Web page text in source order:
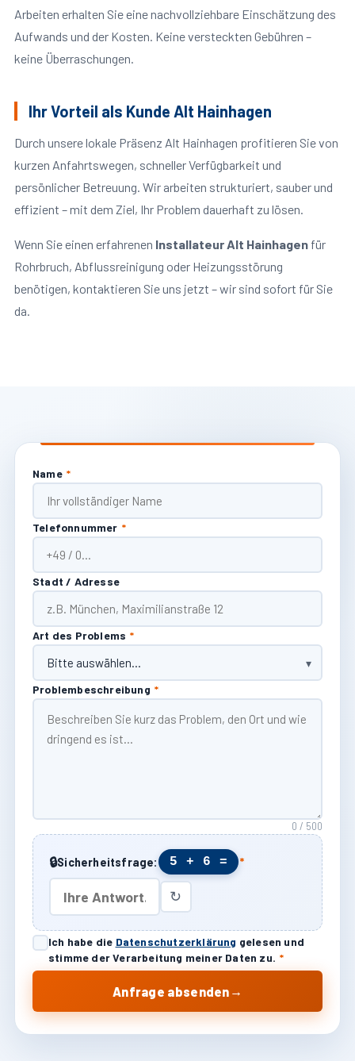
Arbeiten erhalten Sie eine nachvollziehbare Einschätzung des
Aufwands und der Kosten. Keine versteckten Gebühren –
keine Überraschungen.
Ihr Vorteil als Kunde Alt Hainhagen
Durch unsere lokale Präsenz Alt Hainhagen profitieren Sie von
kurzen Anfahrtswegen, schneller Verfügbarkeit und
persönlicher Betreuung. Wir arbeiten strukturiert, sauber und
effizient – mit dem Ziel, Ihr Problem dauerhaft zu lösen.
Wenn Sie einen erfahrenen Installateur Alt Hainhagenfür
Rohrbruch, Abflussreinigung oder Heizungsstörung
benötigen, kontaktieren Sie uns jetzt – wir sind sofort für Sie
da.
Name *
Telefonnummer *
Stadt / Adresse
Art des Problems *
Problembeschreibung *
0 / 500
🔒Sicherheitsfrage: 5 + 6 = *
↻
Ich habe die Datenschutzerklärung gelesen und
stimme der Verarbeitung meiner Daten zu. *
Anfrage absenden →